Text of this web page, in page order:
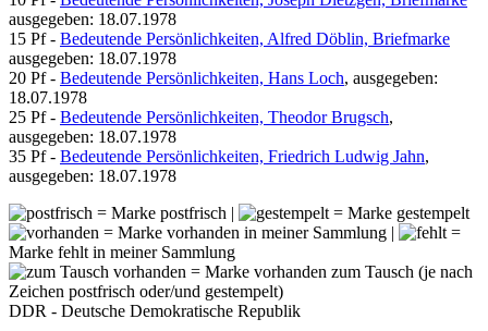
ausgegeben: 18.07.1978
15 Pf - Bedeutende Persönlichkeiten, Alfred Döblin, Briefmarke
ausgegeben: 18.07.1978
20 Pf - Bedeutende Persönlichkeiten, Hans Loch, ausgegeben:
18.07.1978
25 Pf - Bedeutende Persönlichkeiten, Theodor Brugsch,
ausgegeben: 18.07.1978
35 Pf - Bedeutende Persönlichkeiten, Friedrich Ludwig Jahn,
ausgegeben: 18.07.1978
= Marke postfrisch |
= Marke gestempelt
= Marke vorhanden in meiner Sammlung |
=
Marke fehlt in meiner Sammlung
= Marke vorhanden zum Tausch (je nach
Zeichen postfrisch oder/und gestempelt)
DDR - Deutsche Demokratische Republik